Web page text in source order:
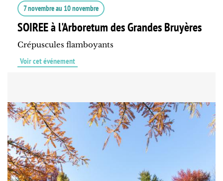
7 novembreau 10 novembre
SOIREE à l'Arboretum des Grandes Bruyères
Crépuscules flamboyants
Voir cet événement